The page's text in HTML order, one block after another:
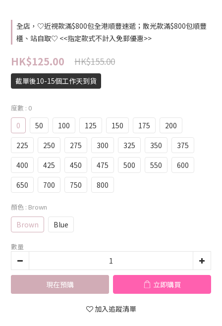
全店，♡近視款滿$800包全港順豐速遞；散光款滿$800包順豐
櫃、站自取♡ <<指定款式不計入免郵優惠>>
HK$125.00 HK$155.00
截單後10-15個工作天到貨
度數 : 0
0 50 100 125 150 175
200
225
250 275 300 325 350
375
400
425 450 475 500 550
600
650
700 750 800
顏色 : Brown
Brown Blue
數量
現在預購 立即購買
加入追蹤清單